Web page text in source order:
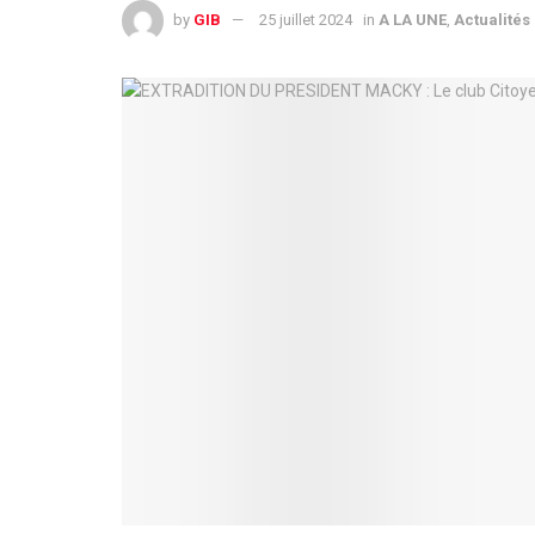
by GIB 25 juillet 2024 in A LA UNE Actualités